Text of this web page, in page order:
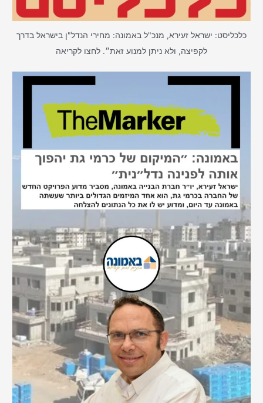
כלכליסט: ישראל זעירא, מנכ"ל באמונה: מחירי הנדל"ן בישראל בדרך
לקפיצה, ולא ניתן למנוע זאת״. לחצו לקריאה